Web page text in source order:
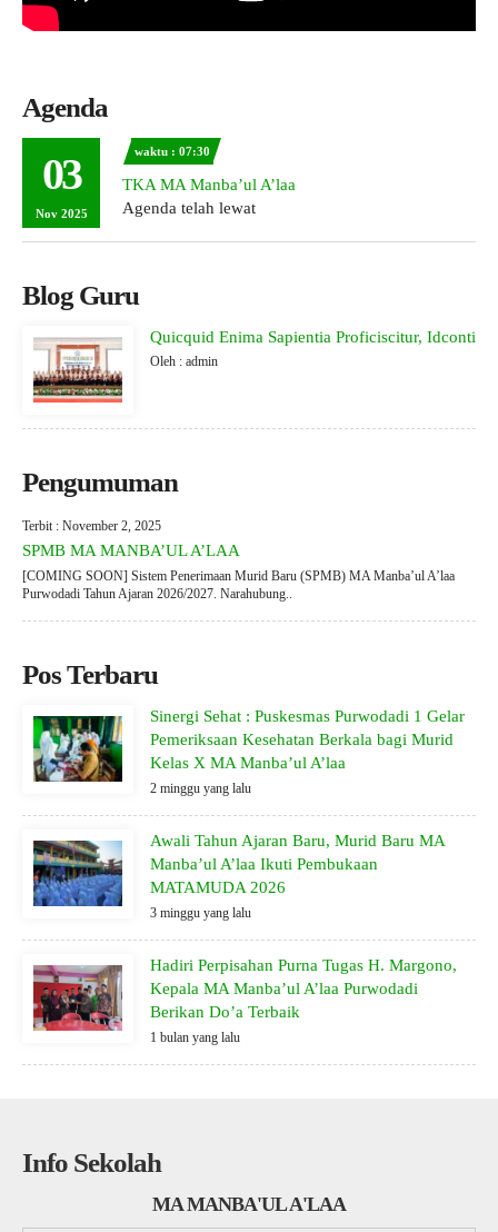
Agenda
03
Nov 2025
waktu : 07:30
TKA MA Manba’ul A’laa
Agenda telah lewat
Blog Guru
Quicquid Enima Sapientia Proficiscitur, Idconti
Oleh : admin
Pengumuman
Terbit : November 2, 2025
SPMB MA MANBA’UL A’LAA
[COMING SOON] Sistem Penerimaan Murid Baru (SPMB) MA Manba’ul A’laa
Purwodadi Tahun Ajaran 2026/2027. Narahubung..
Pos Terbaru
Sinergi Sehat : Puskesmas Purwodadi 1 Gelar
Pemeriksaan Kesehatan Berkala bagi Murid
Kelas X MA Manba’ul A’laa
2 minggu yang lalu
Awali Tahun Ajaran Baru, Murid Baru MA
Manba’ul A’laa Ikuti Pembukaan
MATAMUDA 2026
3 minggu yang lalu
Hadiri Perpisahan Purna Tugas H. Margono,
Kepala MA Manba’ul A’laa Purwodadi
Berikan Do’a Terbaik
1 bulan yang lalu
Info Sekolah
MA MANBA'UL A'LAA